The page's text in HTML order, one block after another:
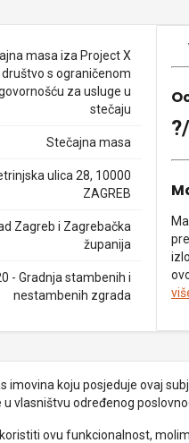
masa iza Project X
društvo s ograničenom
za usluge u
stečaju
Stečajna masa
ulica 28, 10000
ZAGREB
Zagreb i Zagrebačka
županija
- Gradnja stambenih i
nestambenih zgrada
imovina koju posjeduje ovaj
vlasništvu određenog
ovu funkcionalnost,